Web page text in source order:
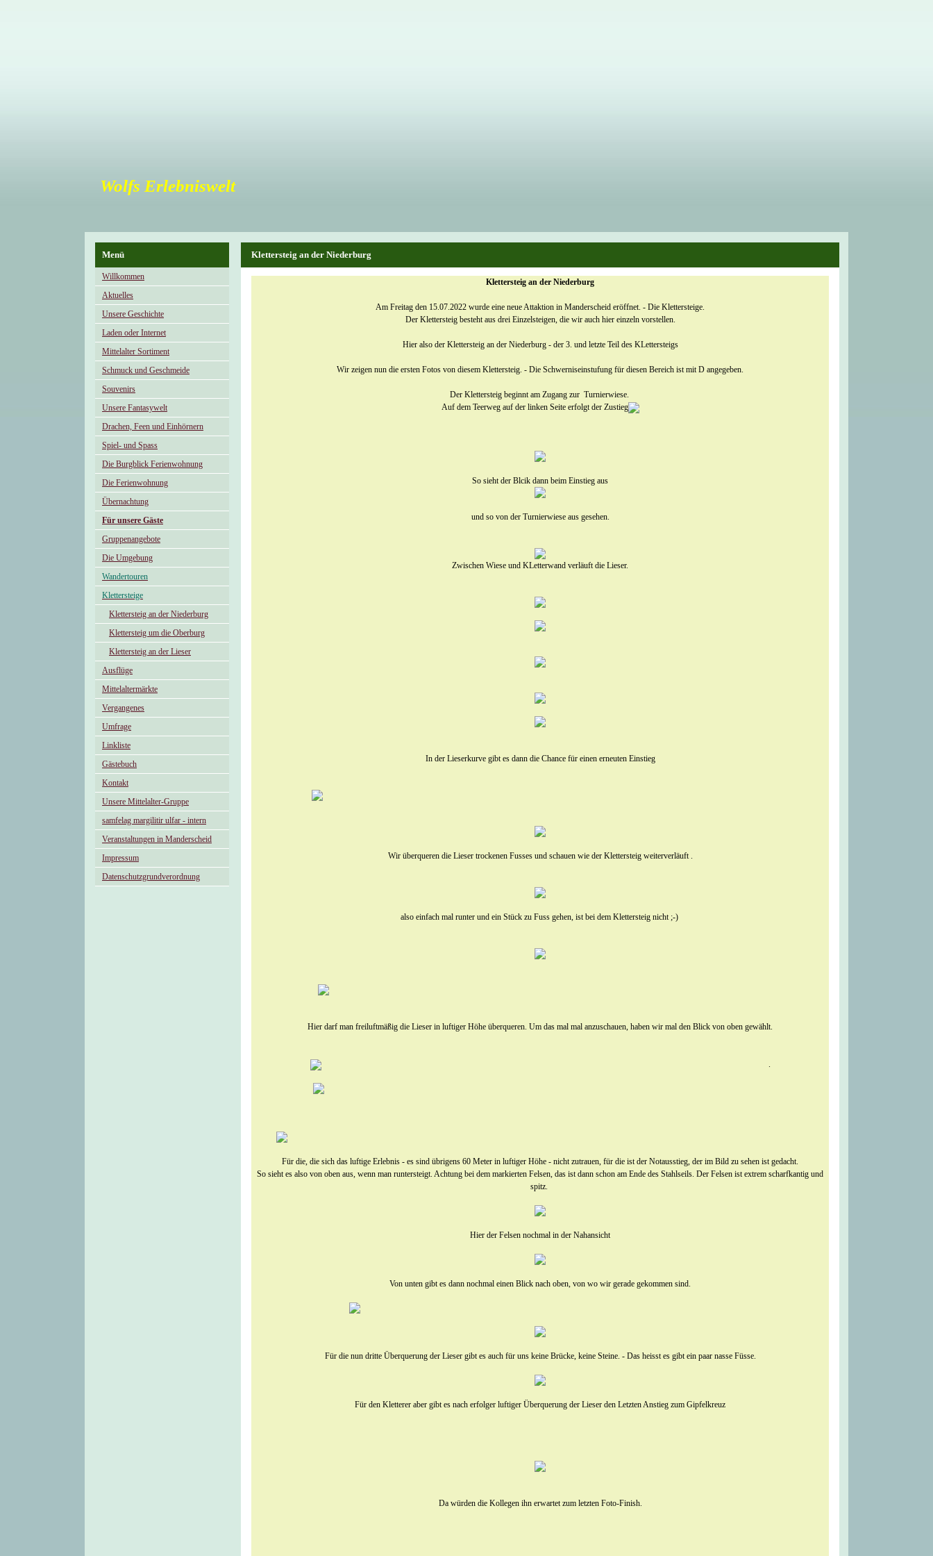
Wolfs Erlebniswelt
Menü
Willkommen
Aktuelles
Unsere Geschichte
Laden oder Internet
Mittelalter Sortiment
Schmuck und Geschmeide
Souvenirs
Unsere Fantasywelt
Drachen, Feen und Einhörnern
Spiel- und Spass
Die Burgblick Ferienwohnung
Die Ferienwohnung
Übernachtung
Für unsere Gäste
Gruppenangebote
Die Umgebung
Wandertouren
Klettersteige
Klettersteig an der Niederburg
Klettersteig um die Oberburg
Klettersteig an der Lieser
Ausflüge
Mittelaltermärkte
Vergangenes
Umfrage
Linkliste
Gästebuch
Kontakt
Unsere Mittelalter-Gruppe
samfelag margilitir ulfar - intern
Veranstaltungen in Manderscheid
Impressum
Datenschutzgrundverordnung
Klettersteig an der Niederburg
Klettersteig an der Niederburg
Am Freitag den 15.07.2022 wurde eine neue Attaktion in Manderscheid eröffnet. - Die Klettersteige.
Der Klettersteig besteht aus drei Einzelsteigen, die wir auch hier einzeln vorstellen.
Hier also der Klettersteig an der Niederburg - der 3. und letzte Teil des KLettersteigs
Wir zeigen nun die ersten Fotos von diesem Klettersteig. - Die Schwerniseinstufung für diesen Bereich ist mit D angegeben.
Der Klettersteig beginnt am Zugang zur Turnierwiese.
Auf dem Teerweg auf der linken Seite erfolgt der Zustieg
So sieht der Blcik dann beim Einstieg aus
und so von der Turnierwiese aus gesehen.
Zwischen Wiese und KLetterwand verläuft die Lieser.
In der Lieserkurve gibt es dann die Chance für einen erneuten Einstieg
Wir überqueren die Lieser trockenen Fusses und schauen wie der Klettersteig weiterverläuft .
also einfach mal runter und ein Stück zu Fuss gehen, ist bei dem Klettersteig nicht ;-)
Hier darf man freiluftmäßig die Lieser in luftiger Höhe überqueren. Um das mal mal anzuschauen, haben wir mal den Blick von oben gewählt.
.
Für die, die sich das luftige Erlebnis - es sind übrigens 60 Meter in luftiger Höhe - nicht zutrauen, für die ist der Notausstieg, der im Bild zu sehen ist gedacht.
So sieht es also von oben aus, wenn man runtersteigt. Achtung bei dem markierten Felsen, das ist dann schon am Ende des Stahlseils. Der Felsen ist extrem scharfkantig und
spitz.
Hier der Felsen nochmal in der Nahansicht
Von unten gibt es dann nochmal einen Blick nach oben, von wo wir gerade gekommen sind.
Für die nun dritte Überquerung der Lieser gibt es auch für uns keine Brücke, keine Steine. - Das heisst es gibt ein paar nasse Füsse.
Für den Kletterer aber gibt es nach erfolger luftiger Überquerung der Lieser den Letzten Anstieg zum Gipfelkreuz
Da würden die Kollegen ihn erwartet zum letzten Foto-Finish.